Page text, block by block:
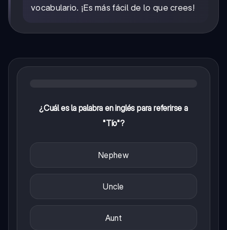
vocabulario. ¡Es más fácil de lo que crees!
¿Cuál es la palabra en inglés para referirse a
"Tío"?
Nephew
Uncle
Aunt